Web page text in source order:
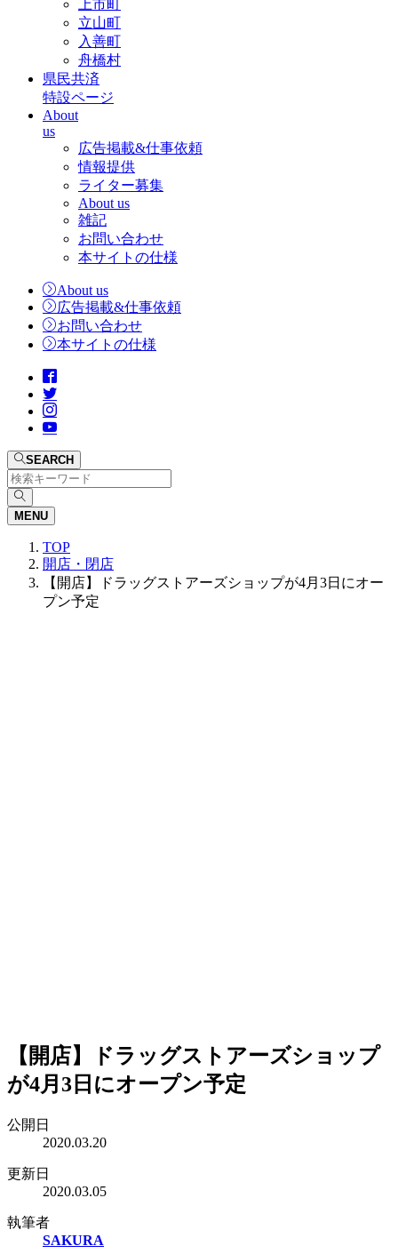
上市町
立山町
入善町
舟橋村
県民共済
特設ページ
About
us
広告掲載&仕事依頼
情報提供
ライター募集
About us
雑記
お問い合わせ
本サイトの仕様
About us
広告掲載&仕事依頼
お問い合わせ
本サイトの仕様
SEARCH
MENU
TOP
開店・閉店
【開店】ドラッグストアーズショップが4月3日にオー
プン予定
【開店】ドラッグストアーズショップ
が4月3日にオープン予定
公開日
2020.03.20
更新日
2020.03.05
執筆者
SAKURA